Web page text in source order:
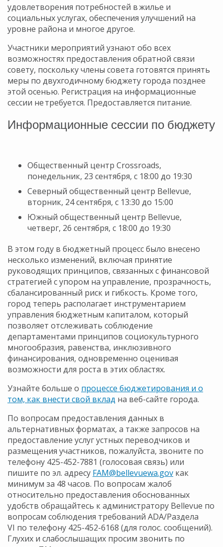
удовлетворения потребностей в жилье и
социальных услугах, обеспечения улучшений на
уровне района и многое другое.
Участники мероприятий узнают обо всех
возможностях предоставления обратной связи
совету, поскольку члены совета готовятся принять
меры по двухгодичному бюджету города позднее
этой осенью. Регистрация на информационные
сессии не требуется. Предоставляется питание.
Информационные сессии по бюджету
Общественный центр Crossroads,
понедельник, 23 сентября, с 18:00 до 19:30
Северный общественный центр Bellevue,
вторник, 24 сентября, с 13:30 до 15:00
Южный общественный центр Bellevue,
четверг, 26 сентября, с 18:00 до 19:30
В этом году в бюджетный процесс было внесено
несколько изменений, включая принятие
руководящих принципов, связанных с финансовой
стратегией с упором на управление, прозрачность,
сбалансированный риск и гибкость. Кроме того,
город теперь располагает инструментарием
управления бюджетным капиталом, который
позволяет отслеживать соблюдение
департаментами принципов социокультурного
многообразия, равенства, инклюзивного
финансирования, одновременно оценивая
возможности для роста в этих областях.
Узнайте больше о процессе бюджетирования и о
том, как внести свой вклад на веб-сайте города.
По вопросам предоставления данных в
альтернативных форматах, а также запросов на
предоставление услуг устных переводчиков и
размещения участников, пожалуйста, звоните по
телефону 425-452-7881 (голосовая связь) или
пишите по эл. адресу FAM@bellevuewa.gov как
минимум за 48 часов. По вопросам жалоб
относительно предоставления обоснованных
удобств обращайтесь к администратору Bellevue по
вопросам соблюдения требований ADA/Раздела
VI по телефону 425-452-6168 (для голос. сообщений).
Глухих и слабослышащих просим звонить по